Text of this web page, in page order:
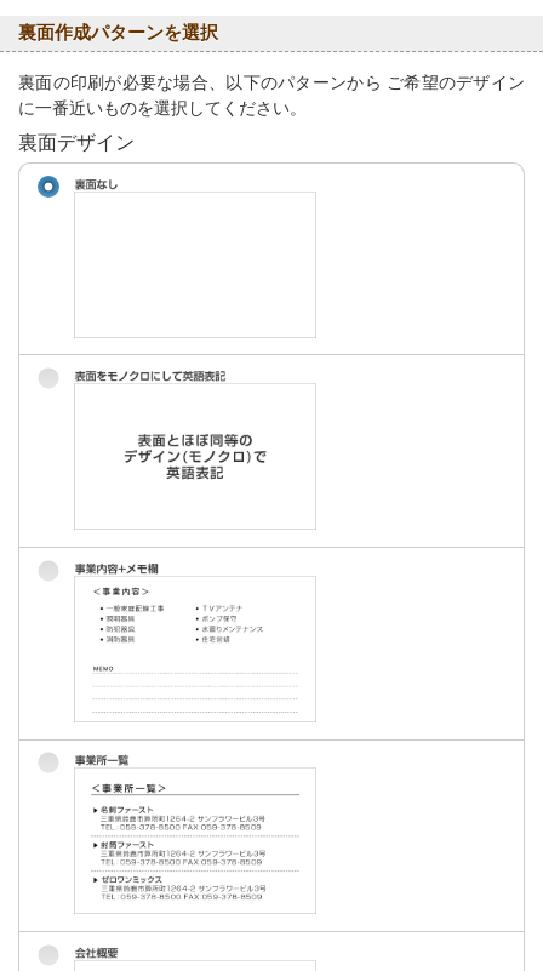
裏面作成パターンを選択
裏面の印刷が必要な場合、以下のパターンから ご希望のデザイン
に一番近いものを選択してください。
裏面デザイン